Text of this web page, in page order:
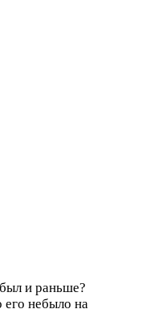
и раньше?
его небыло на